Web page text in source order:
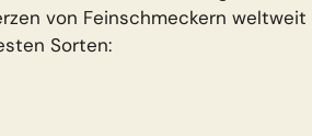
von Feinschmeckern
Sorten: